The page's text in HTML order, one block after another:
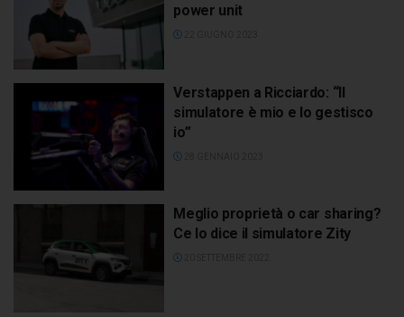
power unit
Verstappen a Ricciardo: “Il
simulatore è mio e lo gestisco
io”
Meglio proprietà o car sharing?
Ce lo dice il simulatore Zity